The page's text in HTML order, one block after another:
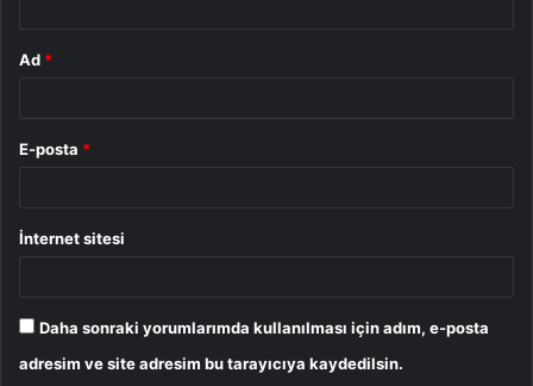
Ad *
E-posta *
İnternet sitesi
Daha sonraki yorumlarımda kullanılması için adım, e-posta
adresim ve site adresim bu tarayıcıya kaydedilsin.